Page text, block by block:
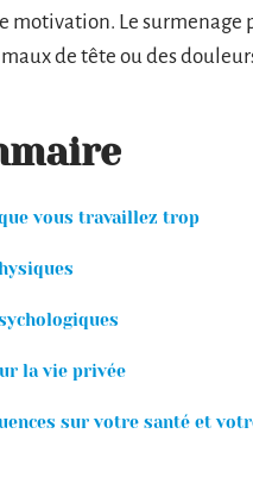
motivation. Le surmenage
de tête ou des
vous travaillez trop
la vie privée
sur votre santé et